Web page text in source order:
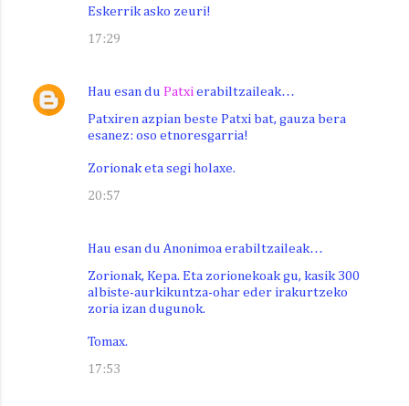
Eskerrik asko zeuri!
17:29
Hau esan du Patxi erabiltzaileak…
Patxiren azpian beste Patxi bat, gauza bera
esanez: oso etnoresgarria!
Zorionak eta segi holaxe.
20:57
Hau esan du Anonimoa erabiltzaileak…
Zorionak, Kepa. Eta zorionekoak gu, kasik 300
albiste-aurkikuntza-ohar eder irakurtzeko
zoria izan dugunok.
Tomax.
17:53